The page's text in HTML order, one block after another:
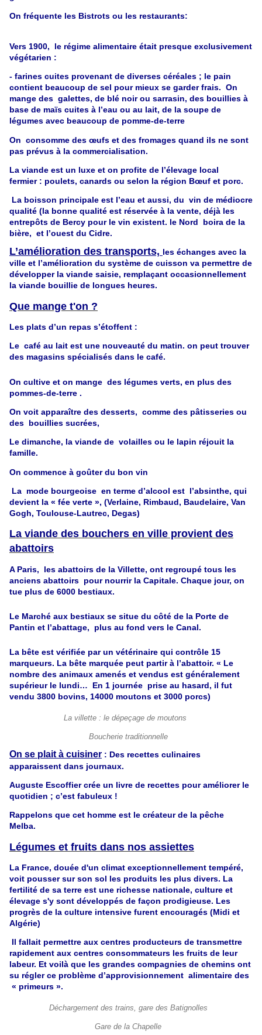
On fréquente les Bistrots ou les restaurants:
Vers 1900, le régime alimentaire était presque exclusivement
végétarien :
- farines cuites provenant de diverses céréales ; le pain
contient beaucoup de sel pour mieux se garder frais. On
mange des galettes, de blé noir ou sarrasin, des bouillies à
base de maïs cuites à l’eau ou au lait, de la soupe de
légumes avec beaucoup de pomme-de-terre
On consomme des œufs et des fromages quand ils ne sont
pas prévus à la commercialisation.
La viande est un luxe et on profite de l’élevage local
fermier : poulets, canards ou selon la région Bœuf et porc.
La boisson principale est l’eau et aussi, du vin de médiocre
qualité (la bonne qualité est réservée à la vente, déjà les
entrepôts de Bercy pour le vin existent. le Nord boira de la
bière, et l’ouest du Cidre.
L’amélioration des transports, les échanges avec la
ville et l’amélioration du système de cuisson va permettre de
développer la viande saisie, remplaçant occasionnellement
la viande bouillie de longues heures.
Que mange t'on ?
Les plats d’un repas s’étoffent :
Le café au lait est une nouveauté du matin. on peut trouver
des magasins spécialisés dans le café.
On cultive et on mange des légumes verts, en plus des
pommes-de-terre .
On voit apparaître des desserts, comme des pâtisseries ou
des bouillies sucrées,
Le dimanche, la viande de volailles ou le lapin réjouit la
famille.
On commence à goûter du bon vin
La mode bourgeoise en terme d’alcool est l’absinthe, qui
devient la « fée verte », (Verlaine, Rimbaud, Baudelaire, Van
Gogh, Toulouse-Lautrec, Degas)
La viande des bouchers en ville provient des
abattoirs
A Paris, les abattoirs de la Villette, ont regroupé tous les
anciens abattoirs pour nourrir la Capitale. Chaque jour, on
tue plus de 6000 bestiaux.
Le Marché aux bestiaux se situe du côté de la Porte de
Pantin et l’abattage, plus au fond vers le Canal.
La bête est vérifiée par un vétérinaire qui contrôle 15
marqueurs. La bête marquée peut partir à l’abattoir. « Le
nombre des animaux amenés et vendus est généralement
supérieur le lundi… En 1 journée prise au hasard, il fut
vendu 3800 bovins, 14000 moutons et 3000 porcs)
La villette : le dépeçage de moutons
Boucherie traditionnelle
On se plait à cuisiner : Des recettes culinaires
apparaissent dans journaux.
Auguste Escoffier crée un livre de recettes pour améliorer le
quotidien ; c’est fabuleux !
Rappelons que cet homme est le créateur de la pêche
Melba.
Légumes et fruits dans nos assiettes
La France, douée d'un climat exceptionnellement tempéré,
voit pousser sur son sol les produits les plus divers. La
fertilité de sa terre est une richesse nationale, culture et
élevage s'y sont développés de façon prodigieuse. Les
progrès de la culture intensive furent encouragés (Midi et
Algérie)
Il fallait permettre aux centres producteurs de transmettre
rapidement aux centres consommateurs les fruits de leur
labeur. Et voilà que les grandes compagnies de chemins ont
su régler ce problème d’approvisionnement alimentaire des
« primeurs ».
Déchargement des trains, gare des Batignolles
Gare de la Chapelle